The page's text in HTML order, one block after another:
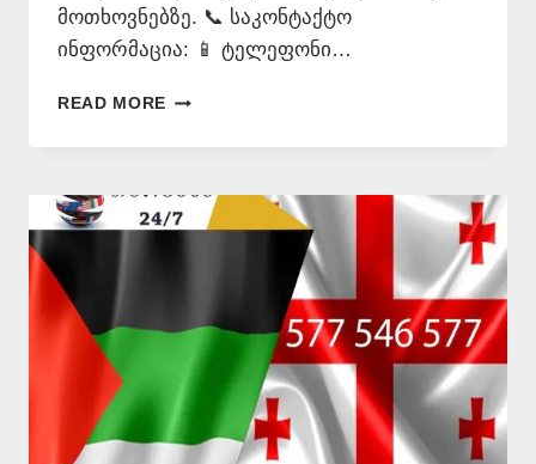
მოთხოვნებზე. 📞 საკონტაქტო
ინფორმაცია: 📱 ტელეფონი…
READ MORE ᲐᲠᲐᲑᲣᲚᲐᲓ
–
546
577